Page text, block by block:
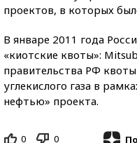
проектов, в которых
В январе 2011 года
«киотские квоты»:
правительства РФ
углекислого газа в
нефтью» проекта.
0 0